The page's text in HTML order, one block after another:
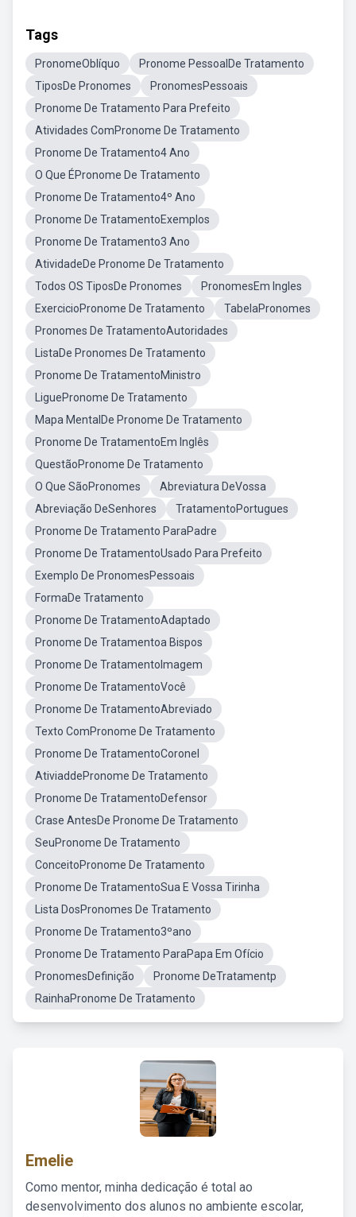
Tags
PronomeOblíquo
Pronome PessoalDe Tratamento
TiposDe Pronomes
PronomesPessoais
Pronome De Tratamento Para Prefeito
Atividades ComPronome De Tratamento
Pronome De Tratamento4 Ano
O Que ÉPronome De Tratamento
Pronome De Tratamento4º Ano
Pronome De TratamentoExemplos
Pronome De Tratamento3 Ano
AtividadeDe Pronome De Tratamento
Todos OS TiposDe Pronomes
PronomesEm Ingles
ExercicioPronome De Tratamento
TabelaPronomes
Pronomes De TratamentoAutoridades
ListaDe Pronomes De Tratamento
Pronome De TratamentoMinistro
LiguePronome De Tratamento
Mapa MentalDe Pronome De Tratamento
Pronome De TratamentoEm Inglês
QuestãoPronome De Tratamento
O Que SãoPronomes
Abreviatura DeVossa
Abreviação DeSenhores
TratamentoPortugues
Pronome De Tratamento ParaPadre
Pronome De TratamentoUsado Para Prefeito
Exemplo De PronomesPessoais
FormaDe Tratamento
Pronome De TratamentoAdaptado
Pronome De Tratamentoa Bispos
Pronome De TratamentoImagem
Pronome De TratamentoVocê
Pronome De TratamentoAbreviado
Texto ComPronome De Tratamento
Pronome De TratamentoCoronel
AtiviaddePronome De Tratamento
Pronome De TratamentoDefensor
Crase AntesDe Pronome De Tratamento
SeuPronome De Tratamento
ConceitoPronome De Tratamento
Pronome De TratamentoSua E Vossa Tirinha
Lista DosPronomes De Tratamento
Pronome De Tratamento3ºano
Pronome De Tratamento ParaPapa Em Ofício
PronomesDefinição
Pronome DeTratamentp
RainhaPronome De Tratamento
Emelie
Como mentor, minha dedicação é total ao
desenvolvimento dos alunos no ambiente escolar,